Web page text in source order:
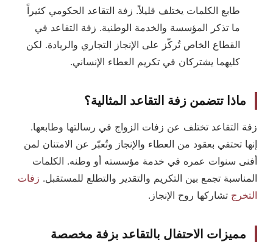
طابع الكلمات يختلف قليلاً. زفة التقاعد الحكومي كثيراً
ما تذكر المؤسسة والخدمة الوطنية. زفة التقاعد في
القطاع الخاص تُركّز على الإنجاز التجاري والريادة. لكن
كليهما يشتركان في تكريم العطاء الإنساني.
ماذا تتضمن زفة التقاعد المثالية؟
زفة التقاعد تختلف عن زفات الزواج في رسالتها وطابعها.
إنها تحتفي بعقود من العطاء والإنجاز وتُعبّر عن الامتنان لمن
أفنى سنوات عمره في خدمة مؤسسته أو وطنه. الكلمات
المناسبة تجمع بين التكريم والتقدير والتطلع للمستقبل. زفات
التخرج تشاركها روح الإنجاز.
مميزات الاحتفال بالتقاعد بزفة مخصصة